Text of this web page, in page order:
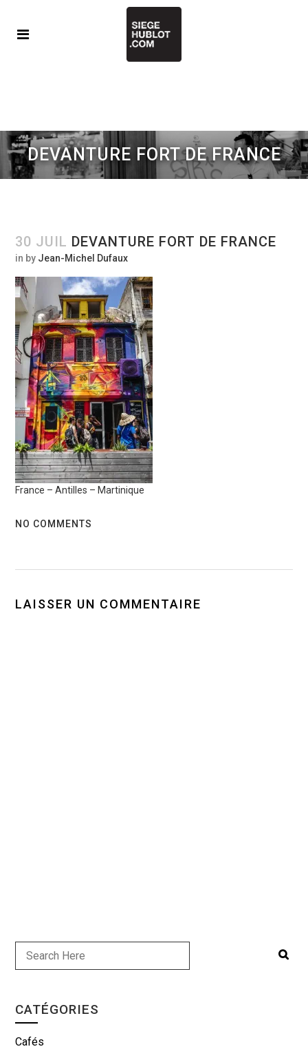
DEVANTURE FORT DE FRANCE
30 JUIL DEVANTURE FORT DE FRANCE
in by Jean-Michel Dufaux
France – Antilles – Martinique
NO COMMENTS
LAISSER UN COMMENTAIRE
CATÉGORIES
Cafés